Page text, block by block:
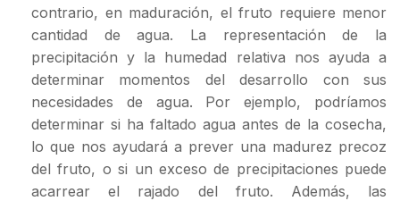
contrario, en maduración, el fruto requiere menor
cantidad de agua. La representación de la
precipitación y la humedad relativa nos ayuda a
determinar momentos del desarrollo con sus
necesidades de agua. Por ejemplo, podríamos
determinar si ha faltado agua antes de la cosecha,
lo que nos ayudará a prever una madurez precoz
del fruto, o si un exceso de precipitaciones puede
acarrear el rajado del fruto. Además, las